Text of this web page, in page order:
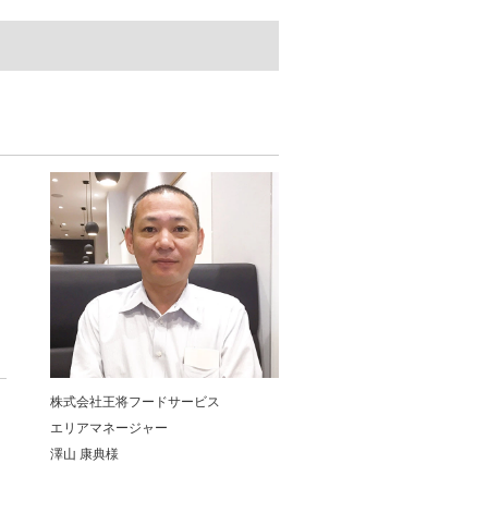
株式会社王将フードサービス
エリアマネージャー
澤山 康典様